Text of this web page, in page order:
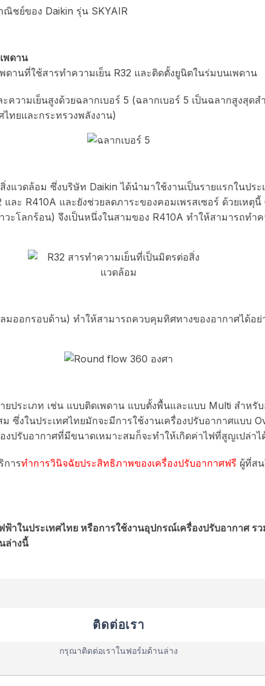
พดาน
ดานที่ใช้สารทำความเย็น R32 และติดตั้งยูนิตในร่มบนเพดาน
วามเย็นสูงด้วยฉลากเบอร์ 5 (ฉลากเบอร์ 5 เป็นฉลากสูงสุดส
ทยและกระทรวงพลังงาน)
งแวดล้อม ซึ่งบริษัท Daikin ได้นำมาใช้งานเป็นรายแรกในปร
ละ R410A และยังช่วยลดภาระของคอมเพรสเซอร์ ด้วยเหตุนี้
ะโลกร้อน) จึงเป็นหนึ่งในสามของ R410A ทำให้สามารถทำ
มออกรอบด้าน) ทำให้สามารถควบคุมทิศทางของอากาศได้อย่
ยประเภท เช่น แบบติดเพดาน แบบตั้งพื้นและแบบ Multi สำห
ซึ่งในประเทศไทยมักจะมีการใช้งานเครื่องปรับอากาศแบบ
งปรับอากาศที่มีขนาดเหมาะสมก็จะทำให้เกิดค่าไฟที่สูญเปล่าไ
การทำการวินิจฉัยประสิทธิภาพของเครื่องปรับอากาศฟรี ผู้ที่ส
าในประเทศไทย หรือการใช้งานอุปกรณ์เครื่องปรับอากาศ ร
ล่างนี้
ติดต่อเรา
กรุณาติดต่อเราในฟอร์มด้านล่าง